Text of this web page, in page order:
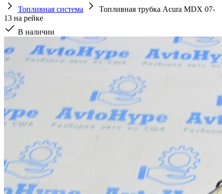
Топливная система
Топливная трубка Acura MDX 07-
13 на рейкe
В наличии